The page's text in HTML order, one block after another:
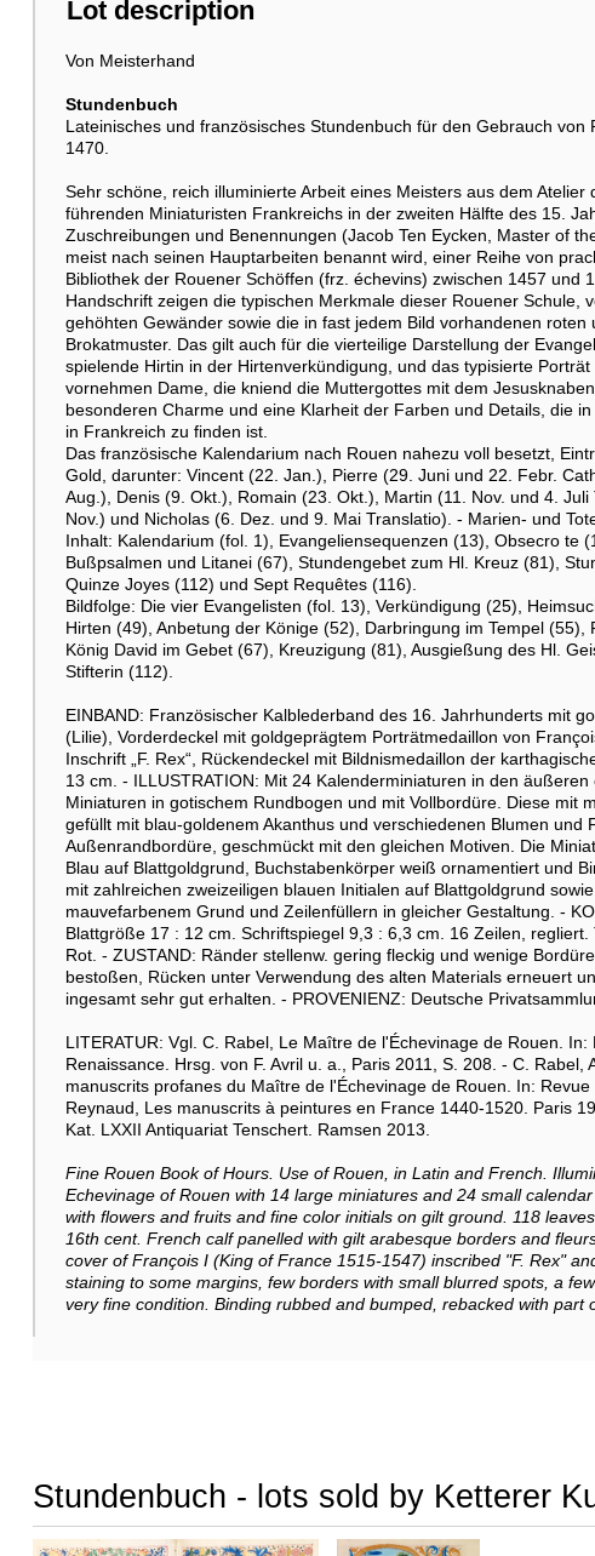
Lot description
Von Meisterhand
Stundenbuch
Lateinisches und französisches Stundenbuch für den Gebrauch
1470.
Sehr schöne, reich illuminierte Arbeit eines Meisters aus dem
führenden Miniaturisten Frankreichs in der zweiten Hälfte des 15.
Zuschreibungen und Benennungen (Jacob Ten Eycken, Master of
meist nach seinen Hauptarbeiten benannt wird, einer Reihe von
Bibliothek der Rouener Schöffen (frz. échevins) zwischen 1457 und
Handschrift zeigen die typischen Merkmale dieser Rouener Schule,
gehöhten Gewänder sowie die in fast jedem Bild vorhandenen
Brokatmuster. Das gilt auch für die vierteilige Darstellung der
spielende Hirtin in der Hirtenverkündigung, und das typisierte
vornehmen Dame, die kniend die Muttergottes mit dem
besonderen Charme und eine Klarheit der Farben und Details, die
in Frankreich zu finden ist.
Das französische Kalendarium nach Rouen nahezu voll besetzt,
Gold, darunter: Vincent (22. Jan.), Pierre (29. Juni und 22. Febr.
Aug.), Denis (9. Okt.), Romain (23. Okt.), Martin (11. Nov. und 4.
Nov.) und Nicholas (6. Dez. und 9. Mai Translatio). - Marien- und
Inhalt: Kalendarium (fol. 1), Evangeliensequenzen (13), Obsecro te
Bußpsalmen und Litanei (67), Stundengebet zum Hl. Kreuz (81),
Quinze Joyes (112) und Sept Requêtes (116).
Bildfolge: Die vier Evangelisten (fol. 13), Verkündigung (25),
Hirten (49), Anbetung der Könige (52), Darbringung im Tempel
König David im Gebet (67), Kreuzigung (81), Ausgießung des Hl.
Stifterin (112).
EINBAND: Französischer Kalblederband des 16. Jahrhunderts mit
(Lilie), Vorderdeckel mit goldgeprägtem Porträtmedaillon von
Inschrift „F. Rex“, Rückendeckel mit Bildnismedaillon der
13 cm. - ILLUSTRATION: Mit 24 Kalenderminiaturen in den
Miniaturen in gotischem Rundbogen und mit Vollbordüre. Diese mit
gefüllt mit blau-goldenem Akanthus und verschiedenen Blumen und
Außenrandbordüre, geschmückt mit den gleichen Motiven. Die
Blau auf Blattgoldgrund, Buchstabenkörper weiß ornamentiert und
mit zahlreichen zweizeiligen blauen Initialen auf Blattgoldgrund
mauvefarbenem Grund und Zeilenfüllern in gleicher Gestaltung. -
Blattgröße 17 : 12 cm. Schriftspiegel 9,3 : 6,3 cm. 16 Zeilen,
Rot. - ZUSTAND: Ränder stellenw. gering fleckig und wenige
bestoßen, Rücken unter Verwendung des alten Materials erneuert
ingesamt sehr gut erhalten. - PROVENIENZ: Deutsche
LITERATUR: Vgl. C. Rabel, Le Maître de l'Échevinage de Rouen.
Renaissance. Hrsg. von F. Avril u. a., Paris 2011, S. 208. - C.
manuscrits profanes du Maître de l'Échevinage de Rouen. In:
Reynaud, Les manuscrits à peintures en France 1440-1520. Paris
Kat. LXXII Antiquariat Tenschert. Ramsen 2013.
Fine Rouen Book of Hours. Use of Rouen, in Latin and French.
Echevinage of Rouen with 14 large miniatures and 24 small
with flowers and fruits and fine color initials on gilt ground. 118
16th cent. French calf panelled with gilt arabesque borders and
cover of François I (King of France 1515-1547) inscribed "F. Rex"
staining to some margins, few borders with small blurred spots, a
very fine condition. Binding rubbed and bumped, rebacked with part
Stundenbuch - lots sold by Ketterer